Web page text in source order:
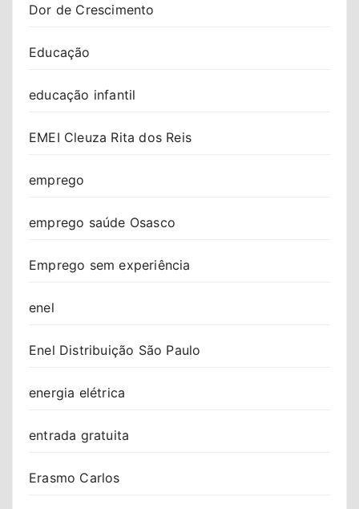
Dor de Crescimento
Educação
educação infantil
EMEI Cleuza Rita dos Reis
emprego
emprego saúde Osasco
Emprego sem experiência
enel
Enel Distribuição São Paulo
energia elétrica
entrada gratuita
Erasmo Carlos